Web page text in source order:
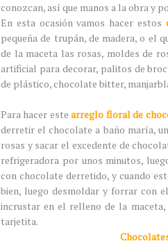
conozcan, así que manos a la obra y
En esta ocasión vamos hacer estos
pequeña de trupán, de madera, o el
de la maceta las rosas, moldes de
artificial para decorar, palitos de
de plástico, chocolate bitter,
Para hacer estearreglo floral de
derretir el chocolate a baño maría,
rosas y sacar el excedente de
refrigeradora por unos minutos,
con chocolate derretido, y cuando
bien, luego desmoldar y forrar con
incrustar en el relleno de la
tarjetita.